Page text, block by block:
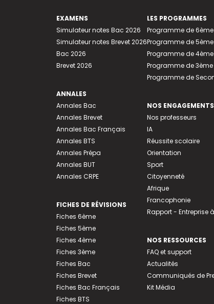
EXAMENS
Simulateur notes Bac 2026
Simulateur notes Brevet 2026
Bac 2026
Brevet 2026
ANNALES
Annales Bac
Annales Brevet
Annales Bac Français
Annales BTS
Annales Prépa
Annales BUT
Annales CRPE
FICHES DE RÉVISIONS
Fiches 6ème
Fiches 5ème
Fiches 4ème
Fiches 3ème
Fiches Bac
Fiches Brevet
Fiches Bac Français
Fiches BTS
LES PROGRAMMES
Programme de 6ème
Programme de 5ème
Programme de 4ème
Programme de 3ème
Programme de
NOS ENGAGEMENTS
Nos professeurs
IA
Réussite scolaire
Orientation
Sport
Citoyenneté
Afrique
Francophonie
Rapport - Entreprise
NOS RESSOURCES
FAQ et support
Actualités
Communiqués de
Kit Média